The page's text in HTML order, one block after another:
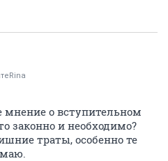
мнение о вступительном
законно и необходимо?
траты, особенно те